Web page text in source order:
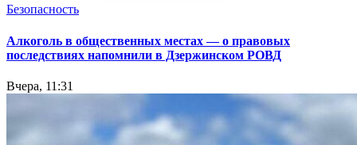
Безопасность
Алкоголь в общественных местах — о правовых
последствиях напомнили в Дзержинском РОВД
Вчера, 11:31